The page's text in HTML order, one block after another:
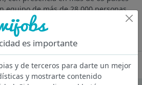
equipo de más de 28.000 personas.
gran desarrollo durante los últimos
Oferta desactivada
es importante
y de terceros para darte un mejor
y mostrarte contenido